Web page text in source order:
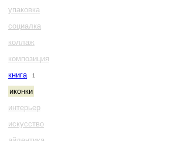
упаковка
социалка
коллаж
композиция
книга
1
иконки
интерьер
искусство